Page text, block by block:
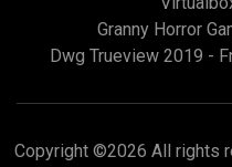
Granny Horror
Dwg Trueview 2019 -
Copyright ©2026 All rights